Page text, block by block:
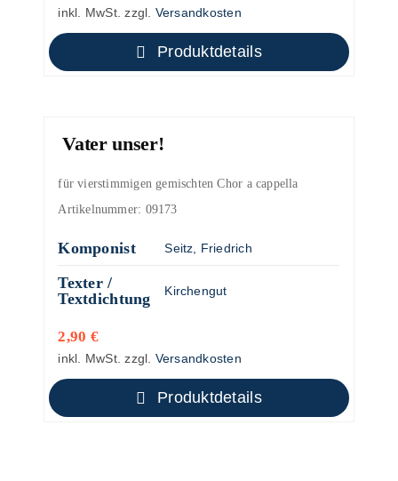
inkl. MwSt. zzgl. Versandkosten
Produktdetails
Vater unser!
für vierstimmigen gemischten Chor a cappella
Artikelnummer: 09173
Komponist Seitz, Friedrich
Texter /
Textdichtung
Kirchengut
2,90 €
inkl. MwSt. zzgl. Versandkosten
Produktdetails